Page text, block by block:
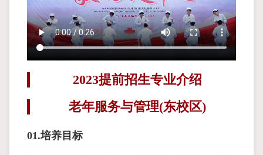
2023提前招生专业介绍
老年服务与管理(东校区)
01.培养目标